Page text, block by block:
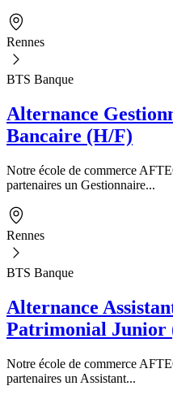
Rennes
BTS Banque
Alternance
Bancaire (H/F)
Notre école de commerce
partenaires un Gestionnaire...
Rennes
BTS Banque
Alternance
Patrimonial Junior
Notre école de commerce
partenaires un Assistant...